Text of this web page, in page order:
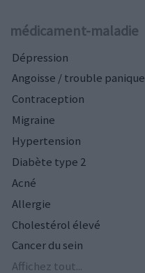
médicament-maladie
Dépression
Angoisse / trouble panique
Contraception
Migraine
Hypertension
Diabète type 2
Acné
Allergie
Cholestérol élevé
Cancer du sein
Affichez tout...